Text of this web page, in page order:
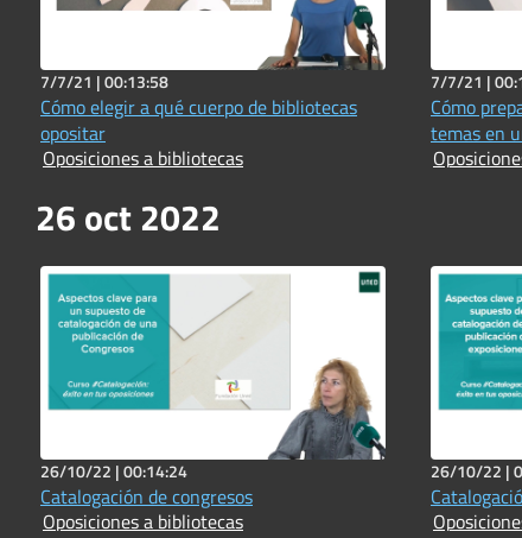
7/7/21 |00:13:58
Cómo elegir a qué cuerpo de bibliotecas
opositar
Oposiciones a bibliotecas
7/7/21 |
Cómo
temas en
26 oct 2022
26/10/22 |00:14:24
Catalogación de congresos
Oposiciones a bibliotecas
26/10/22 |